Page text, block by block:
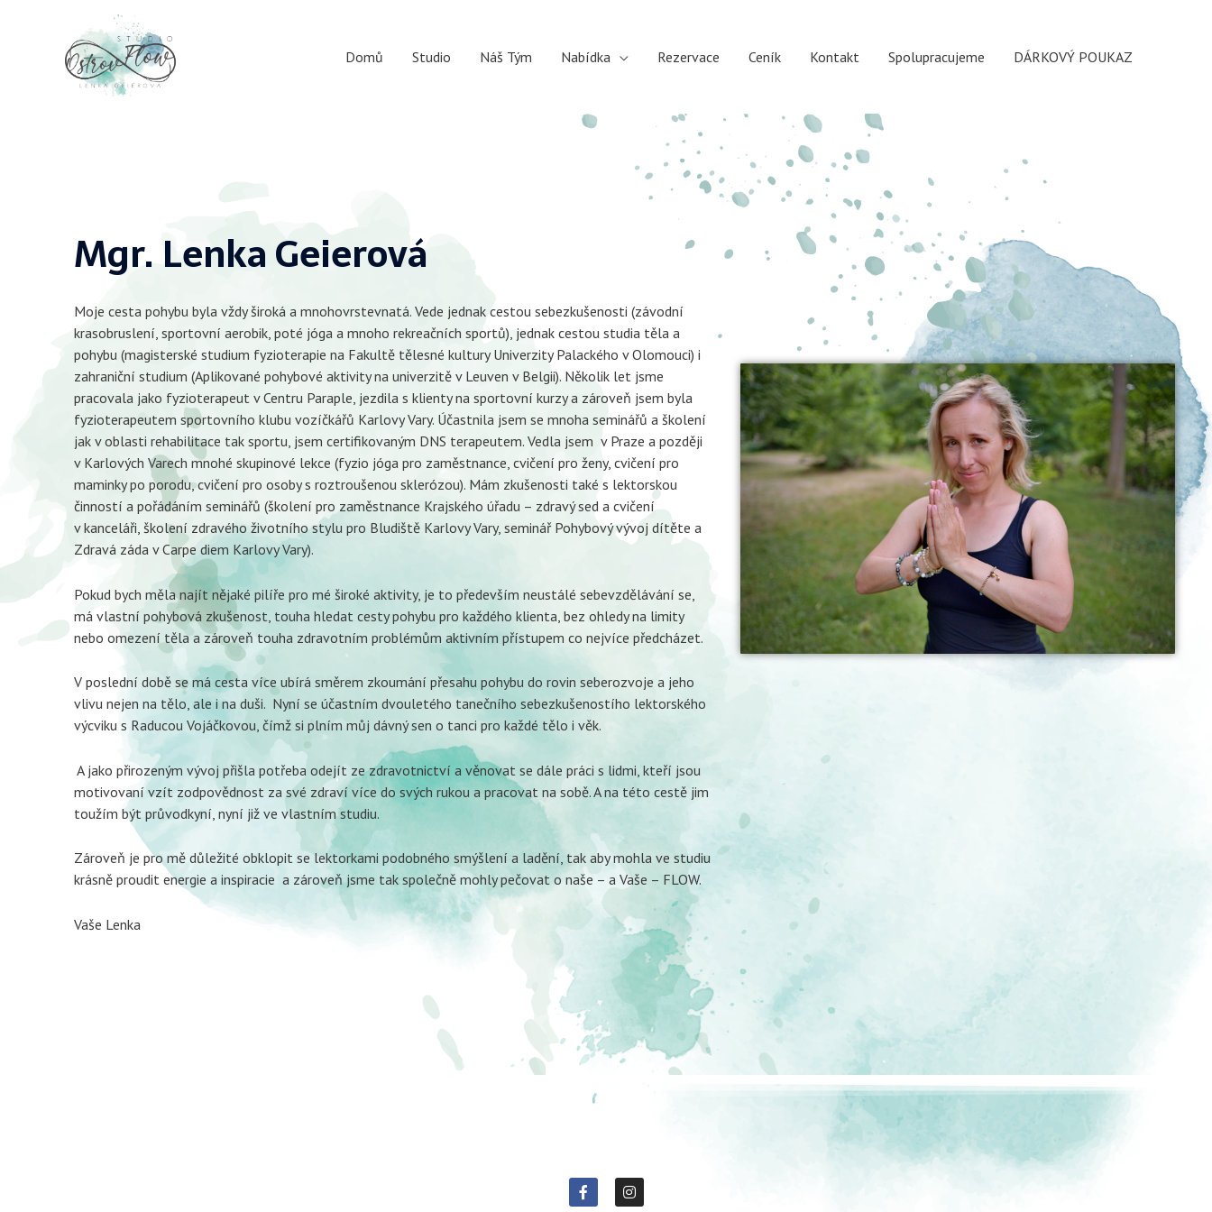
Domů Studio Náš Tým Nabídka Rezervace Ceník Kontakt Spolupracujeme DÁRKOVÝ POUKAZ
Mgr. Lenka Geierová
Moje cesta pohybu byla vždy široká a mnohovrstevnatá. Vede jednak cestou sebezkušenosti (závodní
krasobruslení, sportovní aerobik, poté jóga a mnoho rekreačních sportů), jednak cestou studia těla a
pohybu (magisterské studium fyzioterapie na Fakultě tělesné kultury Univerzity Palackého v Olomouci) i
zahraniční studium (Aplikované pohybové aktivity na univerzitě v Leuven v Belgii). Několik let jsme
pracovala jako fyzioterapeut v Centru Paraple, jezdila s klienty na sportovní kurzy a zároveň jsem byla
fyzioterapeutem sportovního klubu vozíčkářů Karlovy Vary. Účastnila jsem se mnoha seminářů a školení
jak v oblasti rehabilitace tak sportu, jsem certifikovaným DNS terapeutem. Vedla jsem v Praze a později
v Karlových Varech mnohé skupinové lekce (fyzio jóga pro zaměstnance, cvičení pro ženy, cvičení pro
maminky po porodu, cvičení pro osoby s roztroušenou sklerózou). Mám zkušenosti také s lektorskou
činností a pořádáním seminářů (školení pro zaměstnance Krajského úřadu – zdravý sed a cvičení
v kanceláři, školení zdravého životního stylu pro Bludiště Karlovy Vary, seminář Pohybový vývoj dítěte a
Zdravá záda v Carpe diem Karlovy Vary).
Pokud bych měla najít nějaké pilíře pro mé široké aktivity, je to především neustálé sebevzdělávání se,
má vlastní pohybová zkušenost, touha hledat cesty pohybu pro každého klienta, bez ohledy na limity
nebo omezení těla a zároveň touha zdravotním problémům aktivním přístupem co nejvíce předcházet.
V poslední době se má cesta více ubírá směrem zkoumání přesahu pohybu do rovin seberozvoje a jeho
vlivu nejen na tělo, ale i na duši. Nyní se účastním dvouletého tanečního sebezkušenostího lektorského
výcviku s Raducou Vojáčkovou, čímž si plním můj dávný sen o tanci pro každé tělo i věk.
A jako přirozeným vývoj přišla potřeba odejít ze zdravotnictví a věnovat se dále práci s lidmi, kteří jsou
motivovaní vzít zodpovědnost za své zdraví více do svých rukou a pracovat na sobě. A na této cestě jim
toužím být průvodkyní, nyní již ve vlastním studiu.
Zároveň je pro mě důležité obklopit se lektorkami podobného smýšlení a ladění, tak aby mohla ve studiu
krásně proudit energie a inspiracie a zároveň jsme tak společně mohly pečovat o naše – a Vaše – FLOW.
Vaše Lenka